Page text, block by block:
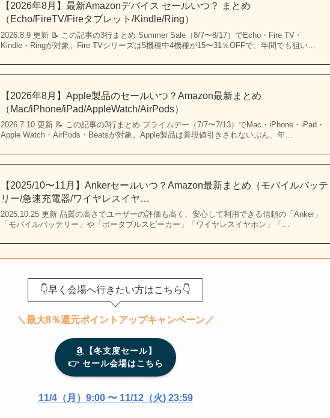
【2026年8月】最新Amazonデバイス セールいつ？ まとめ
（Echo/FireTV/Fireタブレット/Kindle/Ring）
2026.8.9 更新 📝 この記事の3行まとめ Summer Sale（8/7〜8/17）でEcho・Fire TV・
Kindle・Ringが対象。Fire TVシリーズは5機種中4機種が15〜31％OFFで、年間でも狙い…
【2026年8月】Apple製品のセールいつ？Amazon最新まとめ
（Mac/iPhone/iPad/AppleWatch/AirPods）
2026.7.10 更新 📝 この記事の3行まとめ プライムデー（7/7〜7/13）でMac・iPhone・iPad・
Apple Watch・AirPods・Beatsが対象。Apple製品は普段値引きされないぶん、年…
【2025/10〜11月】Ankerセールいつ？Amazon最新まとめ（モバイルバッテ
リー/急速充電器/ワイヤレスイヤ…
2025.10.25 更新 品質の高さでユーザーの評価も高く、安心して利用できる信頼の「Anker」
「モバイルバッテリー」や「ポータブルスピーカー」「ワイヤレスイヤホン」「…
👇早く会場へ行きたい方はこちら👇
＼最大8％還元ポイントアップキャンペーン／
【冬支度セール】
👉 セール会場はこちら
11/4（月）9:00 〜 11/12（火) 23:59